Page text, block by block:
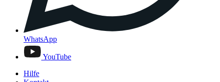
WhatsApp
YouTube
Hilfe